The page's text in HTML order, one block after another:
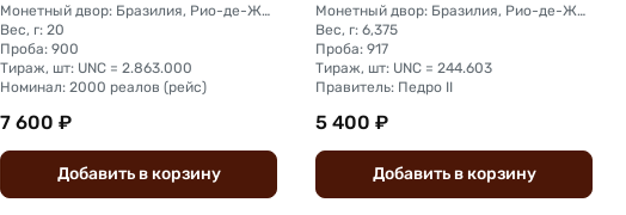
Монетный двор: Бразилия, Рио-де-Жанейро
Вес, г: 20
Проба: 900
Тираж, шт: UNC = 2.863.000
Номинал: 2000 реалов (рейс)
7 600 ₽
Добавить вкорзину
Монетный двор: Бразилия, Рио-де-Жанейро
Вес, г: 6,375
Проба: 917
Тираж, шт: UNC = 244.603
Правитель: Педро II
5 400 ₽
Добавить вкорзину